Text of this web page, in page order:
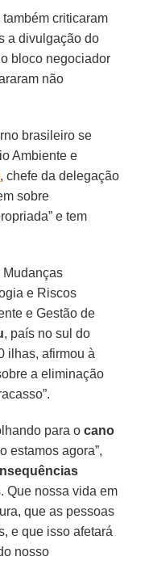
criticaram
a divulgação do
bloco negociador
não
brasileiro se
Ambiente e
, chefe da delegação
sobre
e tem
Mudanças
e Riscos
e Gestão de
, país no sul do
ilhas, afirmou à
a eliminação
para ocano
estamos agora”,
Que nossa vida em
que as pessoas
e que isso afetará
nosso